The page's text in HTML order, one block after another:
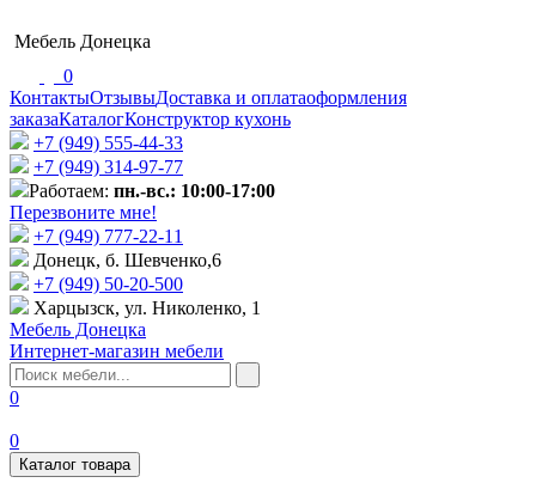
Мебель Донецка
0
КонтактыОтзывыДоставка и оплатаоформления
заказаКаталогКонструктор кухонь
+7 (949) 555-44-33
+7 (949) 314-97-77
Работаем: пн.-вс.: 10:00-17:00
Перезвоните мне!
+7 (‎949) 777-22-11
Донецк, б. Шевченко,6
+7 (949) 50-20-500
Харцызск, ул. Николенко, 1
Мебель Донецка
Интернет-магазин мебели
0
0
Каталог товара